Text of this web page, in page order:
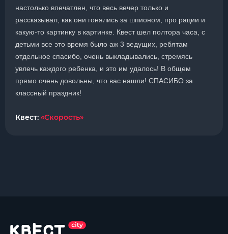
настолько впечатлен, что весь вечер только и
рассказывал, как они гонялись за шпионом, про рации и
какую-то картинку в картинке. Квест шел полтора часа, с
детьми все это время было аж 3 ведущих, ребятам
отдельное спасибо, очень выкладывались, стремясь
увлечь каждого ребенка, и это им удалось! В общем
прямо очень довольны, что вас нашли! СПАСИБО за
классный праздник!
Квест: «Скорость»